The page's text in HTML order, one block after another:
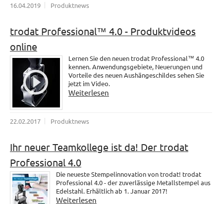
16.04.2019 Produktnews
trodat Professional™ 4.0 - Produktvideos
online
Lernen Sie den neuen trodat Professional™ 4.0
kennen. Anwendungsgebiete, Neuerungen und
Vorteile des neuen Aushängeschildes sehen Sie
jetzt im Video.
Weiterlesen
22.02.2017 Produktnews
Ihr neuer Teamkollege ist da! Der trodat
Professional 4.0
Die neueste Stempelinnovation von trodat! trodat
Professional 4.0 - der zuverlässige Metallstempel aus
Edelstahl. Erhältlich ab 1. Januar 2017!
Weiterlesen